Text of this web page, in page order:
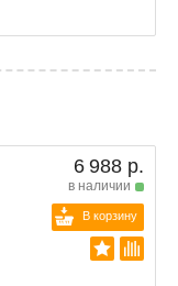
6 988 р.
в наличии
В корзину